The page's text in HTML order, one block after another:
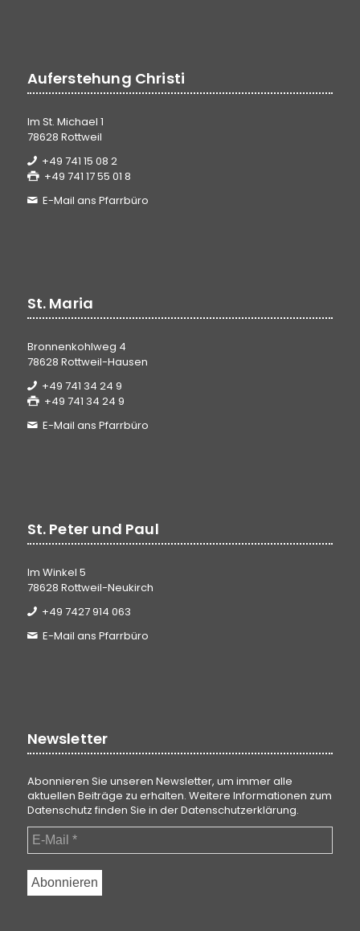
Auferstehung Christi
Im St. Michael 1
78628 Rottweil
+49 741 15 08 2
+49 741 17 55 01 8
E-Mail ans Pfarrbüro
St. Maria
Bronnenkohlweg 4
78628 Rottweil-Hausen
+49 741 34 24 9
+49 741 34 24 9
E-Mail ans Pfarrbüro
St. Peter und Paul
Im Winkel 5
78628 Rottweil-Neukirch
+49 7427 914 063
E-Mail ans Pfarrbüro
Newsletter
Abonnieren Sie unseren Newsletter, um immer alle
aktuellen Beiträge zu erhalten. Weitere Informationen zum
Datenschutz finden Sie in derDatenschutzerklärung.